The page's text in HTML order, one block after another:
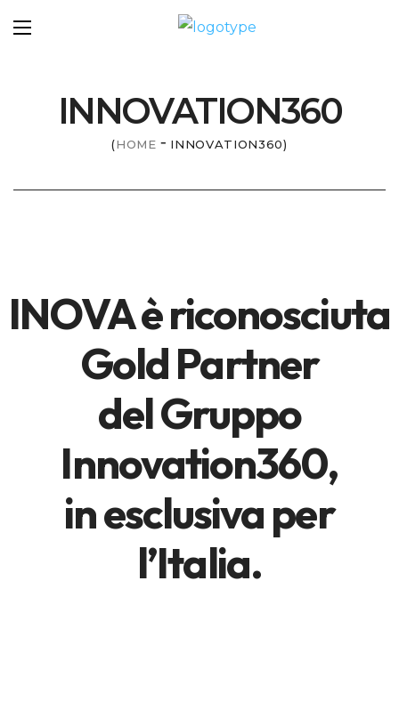
INNOVATION360
HOME INNOVATION360
INOVA è riconosciuta
Gold Partner
del Gruppo
Innovation360,
in esclusiva per
l’Italia.